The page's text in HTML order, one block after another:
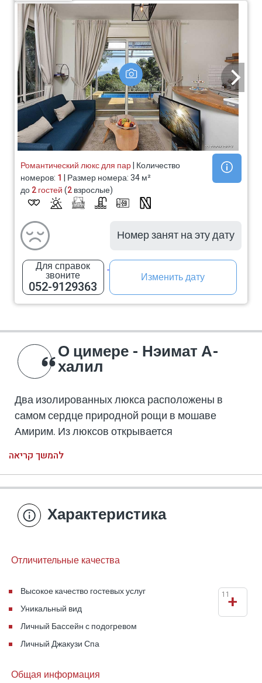
Романтический люкс для пар| Количество
номеров: 1 | Размер номера: 34 м²
до2 гостей(2взрослые)
Номер занят на эту дату
Для справок
звоните
052-9129363
Изменить дату
О цимере - Нэимат А-
халил
Два изолированных люкса расположены в
самом сердце природной рощи в мошаве
Амирим. Из люксов открывается
захватывающий вид на горы Нижней Галилеи и
долину Бейт-Хакерем.
Люксы большие, удобные и необыкновенно
балкон с джакузи и романтический душ на
открытом воздухе.
להמשך קריאה
Характеристика
Отличительные качества
Высокое качество гостевых услуг
Уникальный вид
Личный Бассейн с подогревом
Личный Джакузи Спа
+
11
Общая информация